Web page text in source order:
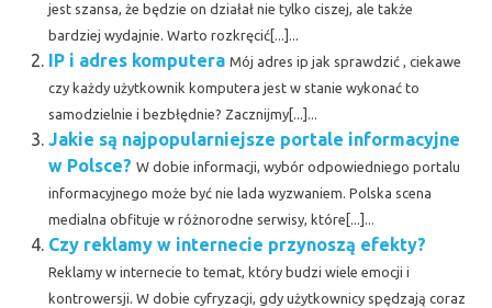
jest szansa, że będzie on działał nie tylko ciszej, ale także
bardziej wydajnie. Warto rozkręcić[...]...
IP i adres komputera Mój adres ip jak sprawdzić , ciekawe
czy każdy użytkownik komputera jest w stanie wykonać to
samodzielnie i bezbłędnie? Zacznijmy[...]...
Jakie są najpopularniejsze portale informacyjne
w Polsce? W dobie informacji, wybór odpowiedniego portalu
informacyjnego może być nie lada wyzwaniem. Polska scena
medialna obfituje w różnorodne serwisy, które[...]...
Czy reklamy w internecie przynoszą efekty?
Reklamy w internecie to temat, który budzi wiele emocji i
kontrowersji. W dobie cyfryzacji, gdy użytkownicy spędzają coraz